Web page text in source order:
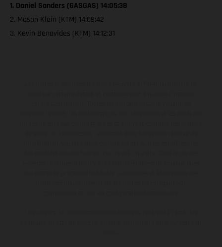
1. Daniel Sanders (GASGAS) 14:05:38
2. Mason Klein (KTM) 14:09:42
3. Kevin Benavides (KTM) 14:12:31